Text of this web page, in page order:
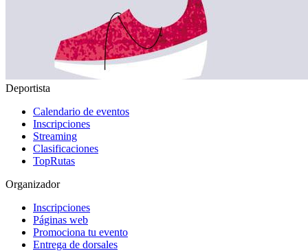
Deportista
Calendario de eventos
Inscripciones
Streaming
Clasificaciones
TopRutas
Organizador
Inscripciones
Páginas web
Promociona tu evento
Entrega de dorsales